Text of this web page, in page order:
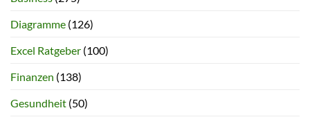
Diagramme (126)
Excel Ratgeber (100)
Finanzen (138)
Gesundheit (50)